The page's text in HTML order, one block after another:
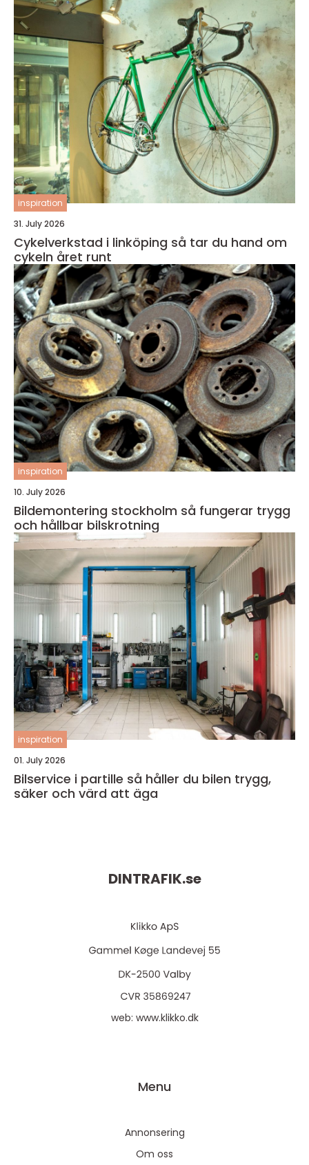
inspiration
31. July 2026
Cykelverkstad i linköping så tar du hand om
cykeln året runt
inspiration
10. July 2026
Bildemontering stockholm så fungerar trygg
och hållbar bilskrotning
inspiration
01. July 2026
Bilservice i partille så håller du bilen trygg,
säker och värd att äga
DINTRAFIK.se
web: www.klikko.dk
Menu
Annonsering
Om oss